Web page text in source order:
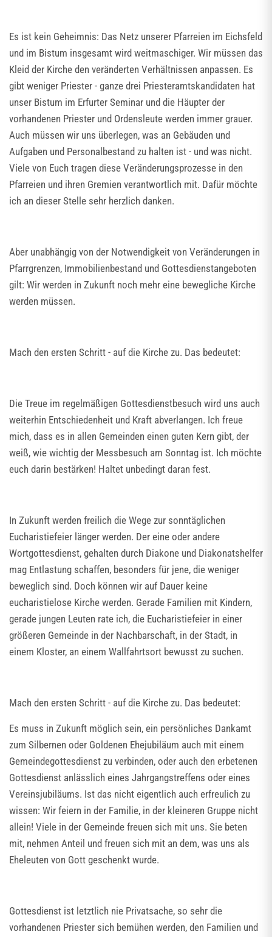
Es ist kein Geheimnis: Das Netz unserer Pfarreien im Eichsfeld
und im Bistum insgesamt wird weitmaschiger. Wir müssen das
Kleid der Kirche den veränderten Verhältnissen anpassen. Es
gibt weniger Priester - ganze drei Priesteramtskandidaten hat
unser Bistum im Erfurter Seminar und die Häupter der
vorhandenen Priester und Ordensleute werden immer grauer.
Auch müssen wir uns überlegen, was an Gebäuden und
Aufgaben und Personalbestand zu halten ist - und was nicht.
Viele von Euch tragen diese Veränderungsprozesse in den
Pfarreien und ihren Gremien verantwortlich mit. Dafür möchte
ich an dieser Stelle sehr herzlich danken.
Aber unabhängig von der Notwendigkeit von Veränderungen in
Pfarrgrenzen, Immobilienbestand und Gottesdienstangeboten
gilt: Wir werden in Zukunft noch mehr eine bewegliche Kirche
werden müssen.
Mach den ersten Schritt - auf die Kirche zu. Das bedeutet:
Die Treue im regelmäßigen Gottesdienstbesuch wird uns auch
weiterhin Entschiedenheit und Kraft abverlangen. Ich freue
mich, dass es in allen Gemeinden einen guten Kern gibt, der
weiß, wie wichtig der Messbesuch am Sonntag ist. Ich möchte
euch darin bestärken! Haltet unbedingt daran fest.
In Zukunft werden freilich die Wege zur sonntäglichen
Eucharistiefeier länger werden. Der eine oder andere
Wortgottesdienst, gehalten durch Diakone und Diakonatshelfer
mag Entlastung schaffen, besonders für jene, die weniger
beweglich sind. Doch können wir auf Dauer keine
eucharistielose Kirche werden. Gerade Familien mit Kindern,
gerade jungen Leuten rate ich, die Eucharistiefeier in einer
größeren Gemeinde in der Nachbarschaft, in der Stadt, in
einem Kloster, an einem Wallfahrtsort bewusst zu suchen.
Mach den ersten Schritt - auf die Kirche zu. Das bedeutet:
Es muss in Zukunft möglich sein, ein persönliches Dankamt
zum Silbernen oder Goldenen Ehejubiläum auch mit einem
Gemeindegottesdienst zu verbinden, oder auch den erbetenen
Gottesdienst anlässlich eines Jahrgangstreffens oder eines
Vereinsjubiläums. Ist das nicht eigentlich auch erfreulich zu
wissen: Wir feiern in der Familie, in der kleineren Gruppe nicht
allein! Viele in der Gemeinde freuen sich mit uns. Sie beten
mit, nehmen Anteil und freuen sich mit an dem, was uns als
Eheleuten von Gott geschenkt wurde.
Gottesdienst ist letztlich nie Privatsache, so sehr die
vorhandenen Priester sich bemühen werden, den Familien und